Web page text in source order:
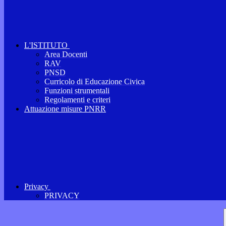
L'ISTITUTO
Area Docenti
RAV
PNSD
Curricolo di Educazione Civica
Funzioni strumentali
Regolamenti e criteri
Attuazione misure PNRR
Privacy
PRIVACY